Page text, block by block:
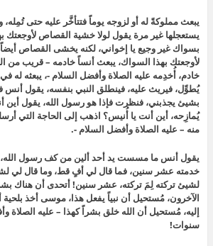
يبعث مملوكةً له أو لزوجه يوماً فتتأخَّر عليه حتى
يستعجلها غير مرة يقول لولا خشية القصاص لأوجعتك
بسواك غير وجيع يا إخواني، لكنه يخشى القصاص
لأوجعتك بهذا السواك، يبعث أنساً خادمه – قريب من
خادم، أُخدِمه عليه الصلاة وأفضل السلام -، يبعثه له
يُطوِّل، فيريث عليه، فينطلق النبي بنفسه، يقول
بشيئ يجذبني، فنظرت فإذا هو رسول الله، يقول أين
يُمازِحه، أين أنت يا أُنيس؟ اذهب إلى الحاجة التي
منه – عليه الصلاة وأفضل السلام -.
يقول أنس ما مسست يد أحد ألين من كف رسول الله،
خدمته عشر سنين، فما قال لي أفٍ قط، وما قال لي
لشيئ تركته لِمَ تركته، عشر سنين! أتحدى أن هناك بشراً
الآخرون، مُستحيل أن نبياً يفعل هذا، موسى أخذ
إليه، مُستحيل أن الله خلق بشراً كهذا – عليه الصلاة
سنوات!